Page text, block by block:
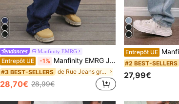
Manfinity EMRG
Entrepôt UE -1% Manfinity EMRG Jeans en denim délavé ample et décontracté pour homme en grande taille, jeans amples en bleu foncé uni, jeans cargo lavés et amples, pour mari, cadeau pour petit-ami
#3 BEST-SELLERS de Rue Jeans grande taille pour hommes
28,70€ 28,99€
Entrepôt UE Manfinity
#2 BEST-SELLERS
27,99€